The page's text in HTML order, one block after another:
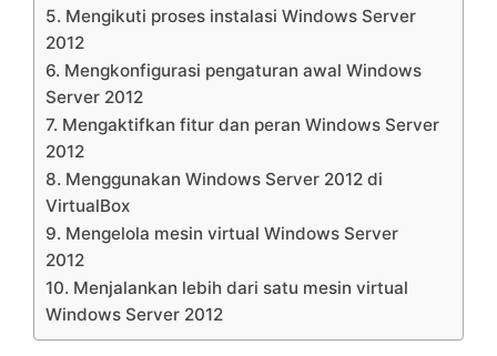
5. Mengikuti proses instalasi Windows Server
2012
6. Mengkonfigurasi pengaturan awal Windows
Server 2012
7. Mengaktifkan fitur dan peran Windows Server
2012
8. Menggunakan Windows Server 2012 di
VirtualBox
9. Mengelola mesin virtual Windows Server
2012
10. Menjalankan lebih dari satu mesin virtual
Windows Server 2012